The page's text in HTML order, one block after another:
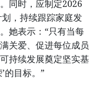
同时，应制定2026
，持续跟踪家庭发
她表示：“只有当每
关爱、促进每位成员
持续发展奠定坚实基
的目标。”